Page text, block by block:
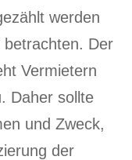
werden
Der
Vermietern
Daher sollte
und Zweck,
der